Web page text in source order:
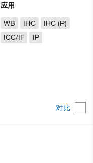
对比
应用
WB
IHC
IHC (P)
ICC/IF
IP